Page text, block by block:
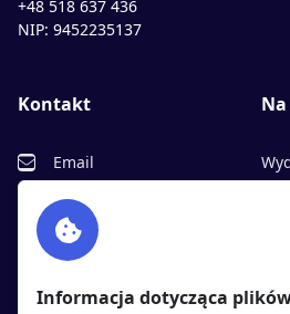
+48 518 637 436
NIP: 9452235137
Kontakt
Email
Facebook
Twitter
Informacja dotycząca